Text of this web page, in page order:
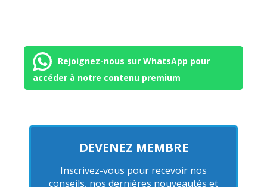
Rejoignez-nous sur WhatsApp pour
accéder à notre contenu premium
DEVENEZ MEMBRE
Inscrivez-vous pour recevoir nos
conseils, nos dernières nouveautés et